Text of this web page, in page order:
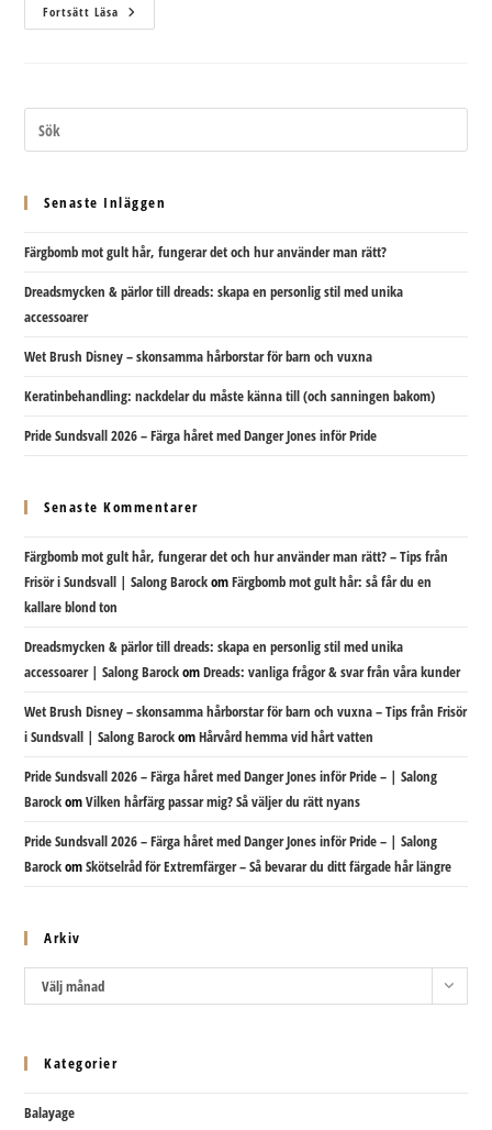
Fortsätt Läsa Bröllopsfrisyr
+
Senaste Inläggen
Färgbomb mot gult hår, fungerar det och hur använder man rätt?
Dreadsmycken & pärlor till dreads: skapa en personlig stil med unika
accessoarer
Wet Brush Disney – skonsamma hårborstar för barn och vuxna
Keratinbehandling: nackdelar du måste känna till (och sanningen bakom)
Pride Sundsvall 2026 – Färga håret med Danger Jones inför Pride
Senaste Kommentarer
Färgbomb mot gult hår, fungerar det och hur använder man rätt? – Tips från
Frisör i Sundsvall | Salong BarockomFärgbomb mot gult hår: så får du en
kallare blond ton
Dreadsmycken & pärlor till dreads: skapa en personlig stil med unika
accessoarer | Salong BarockomDreads: vanliga frågor & svar från våra kunder
Wet Brush Disney – skonsamma hårborstar för barn och vuxna – Tips från Frisör
i Sundsvall | Salong BarockomHårvård hemma vid hårt vatten
Pride Sundsvall 2026 – Färga håret med Danger Jones inför Pride – | Salong
BarockomVilken hårfärg passar mig? Så väljer du rätt nyans
Pride Sundsvall 2026 – Färga håret med Danger Jones inför Pride – | Salong
BarockomSkötselråd för Extremfärger – Så bevarar du ditt färgade hår längre
Arkiv
ArkivVälj månad
Kategorier
Balayage